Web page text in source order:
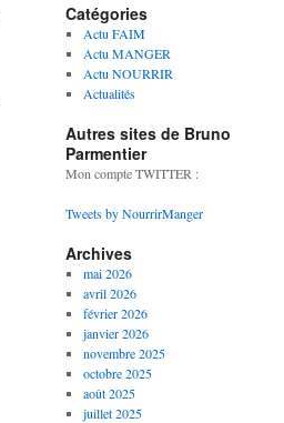
Catégories
Actu FAIM
Actu MANGER
Actu NOURRIR
Actualités
Autres sites de Bruno
Parmentier
Mon compte TWITTER :
Tweets by NourrirManger
Archives
mai 2026
avril 2026
février 2026
janvier 2026
novembre 2025
octobre 2025
août 2025
juillet 2025